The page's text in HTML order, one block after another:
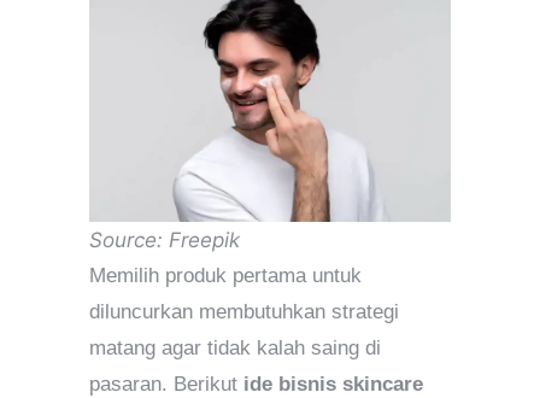
Source: Freepik
Memilih produk pertama untuk
diluncurkan membutuhkan strategi
matang agar tidak kalah saing di
pasaran. Berikut ide bisnis skincare